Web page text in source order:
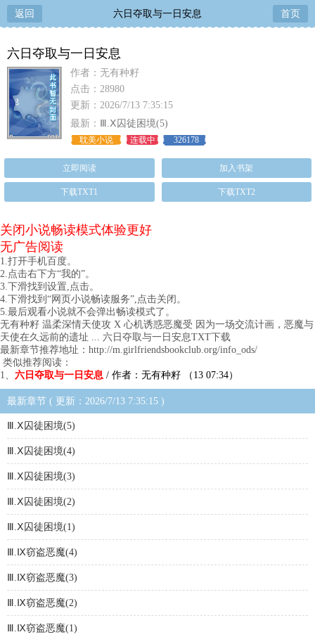
返回 六日夺取与一日安息 首页
六日夺取与一日安息
作者：无有种籽
点击：28980
更新：2026/7/13 7:35:15
最新：
Ⅲ.Ⅹ囚徒困境(5)
耽美小说 连载中 326178
立即阅读 加入书架
下载TXT1 下载TXT2
关闭小说畅读模式体验更好
无广告阅读
1.打开手机百度。
2.点击右下方“我的”。
3.下滑找到设置,点击。
4.下滑找到“网页小说畅读服务”,点击关闭。
5.最后观看小说就不会弹出畅读模式了。
无有种籽 温柔深情天使攻 X 心机诱惑恶魔受 因为一场交流计画，恶魔与
天使在久远前的遗址 ... 六日夺取与一日安息TXT下载
最新章节推荐地址：http://m.girlfriendsbookclub.org/info_ods/
类似推荐阅读：
1、 六日夺取与一日安息 / 作者：无有种籽 （13 07:34）
最新章节 ( 更新：2026/7/13 7:35:15 )
Ⅲ.Ⅹ囚徒困境(5)
Ⅲ.Ⅹ囚徒困境(4)
Ⅲ.Ⅹ囚徒困境(3)
Ⅲ.Ⅹ囚徒困境(2)
Ⅲ.Ⅹ囚徒困境(1)
Ⅲ.Ⅸ窃盗恶魔(4)
Ⅲ.Ⅸ窃盗恶魔(3)
Ⅲ.Ⅸ窃盗恶魔(2)
Ⅲ.Ⅸ窃盗恶魔(1)